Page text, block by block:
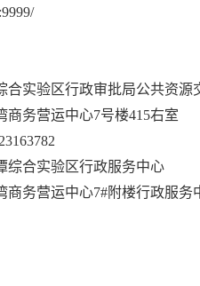
合实验区行政审批局公共资源
商务营运中心7号楼415右室
综合实验区行政服务中心
商务营运中心7#附楼行政服务